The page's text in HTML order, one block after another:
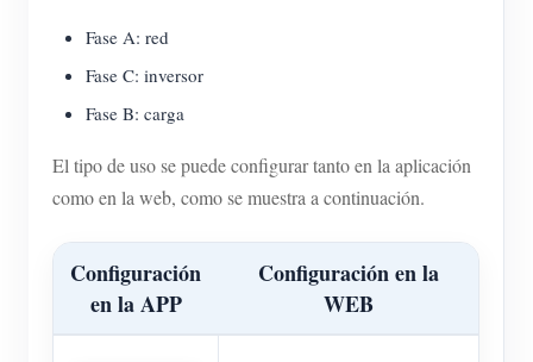
Fase A: red
Fase C: inversor
Fase B: carga
El tipo de uso se puede configurar tanto en la aplicación
como en la web, como se muestra a continuación.
Configuración
en la APP
Configuración en la
WEB